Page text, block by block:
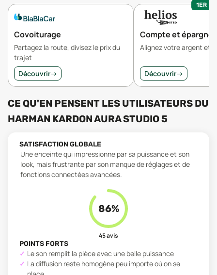
Covoiturage
Partagez la route, divisez le prix du
trajet
Découvrir→
1ER
Compte et épargne
Alignez votre argent et
Découvrir→
CE QU'EN PENSENT LES UTILISATEURS DU
HARMAN KARDON AURA STUDIO 5
SATISFACTION GLOBALE
Une enceinte qui impressionne par sa puissance et son
look, mais frustrante par son manque de réglages et de
fonctions connectées avancées.
86%
45avis
POINTS FORTS
Le son remplit la pièce avec une belle puissance
La diffusion reste homogène peu importe où on se